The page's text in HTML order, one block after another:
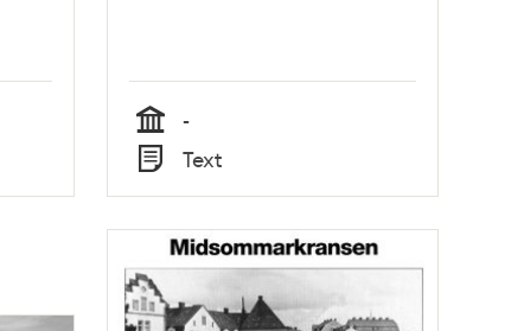
Tid
-
Typ
Text